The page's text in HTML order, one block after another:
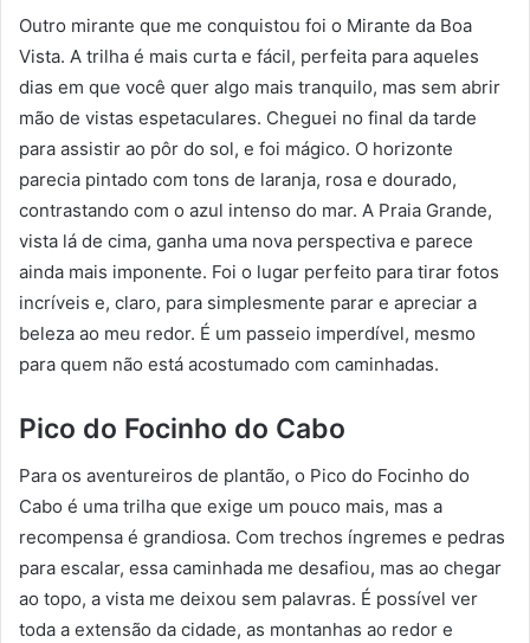
Outro mirante que me conquistou foi o Mirante da Boa
Vista. A trilha é mais curta e fácil, perfeita para aqueles
dias em que você quer algo mais tranquilo, mas sem abrir
mão de vistas espetaculares. Cheguei no final da tarde
para assistir ao pôr do sol, e foi mágico. O horizonte
parecia pintado com tons de laranja, rosa e dourado,
contrastando com o azul intenso do mar. A Praia Grande,
vista lá de cima, ganha uma nova perspectiva e parece
ainda mais imponente. Foi o lugar perfeito para tirar fotos
incríveis e, claro, para simplesmente parar e apreciar a
beleza ao meu redor. É um passeio imperdível, mesmo
para quem não está acostumado com caminhadas.
Pico do Focinho do Cabo
Para os aventureiros de plantão, o Pico do Focinho do
Cabo é uma trilha que exige um pouco mais, mas a
recompensa é grandiosa. Com trechos íngremes e pedras
para escalar, essa caminhada me desafiou, mas ao chegar
ao topo, a vista me deixou sem palavras. É possível ver
toda a extensão da cidade, as montanhas ao redor e